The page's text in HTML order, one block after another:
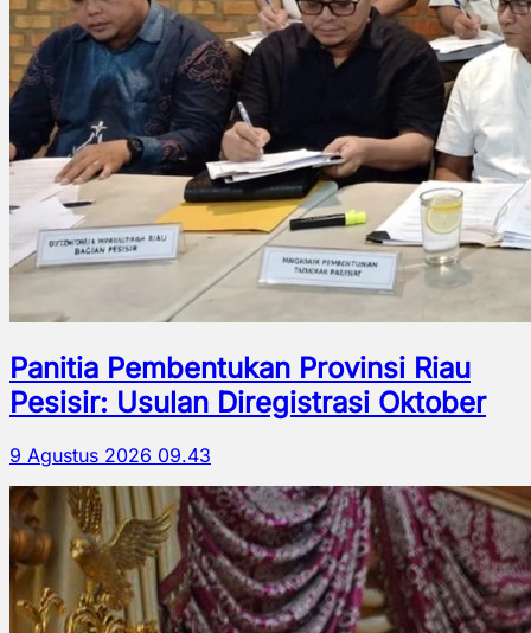
Panitia Pembentukan Provinsi Riau
Pesisir: Usulan Diregistrasi Oktober
9 Agustus 2026 09.43